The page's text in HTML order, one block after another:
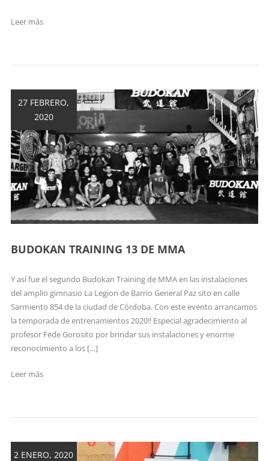
Leer más
27 FEBRERO,
2020
BUDOKAN TRAINING 13 DE MMA
Y así fue el segundo Budokan Training de MMA en las instalaciones
del amplio gimnasio La Legion de Barrio General Paz sito en calle
Sarmiento 854 de la ciudad de Córdoba. Con este evento arrancamos
la temporada de entrenamientos 2020!! Especial agradecimiento al
profesor Fede Gorosito por brindar sus instalaciones y enorme
reconocimiento a los […]
Leer más
2 ENERO, 2020